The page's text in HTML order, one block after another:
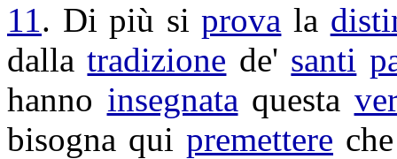
11. Di più siprova la
dallatradizione de' santi
hanno insegnata questa
bisogna quipremettere